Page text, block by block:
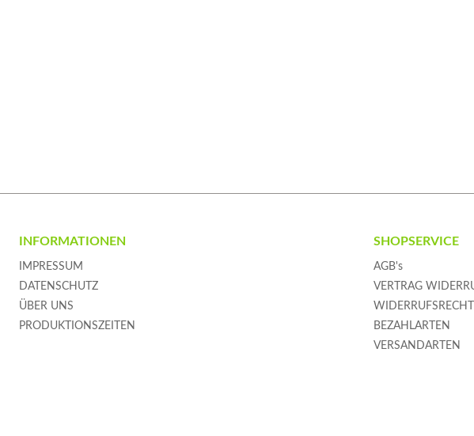
INFORMATIONEN
IMPRESSUM
DATENSCHUTZ
ÜBER UNS
PRODUKTIONSZEITEN
SHOPSERVICE
AGB's
VERTRAG
WIDERRUFSRECHT
BEZAHLARTEN
VERSANDARTEN